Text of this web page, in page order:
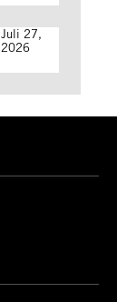
Juli 27,
2026